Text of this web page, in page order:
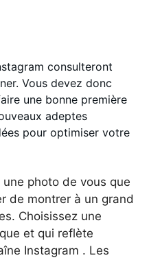
consulteront
Vous devez donc
une bonne première
adeptes
pour optimiser votre
une photo de vous que
de montrer à un grand
Choisissez une
et qui reflète
Instagram . Les